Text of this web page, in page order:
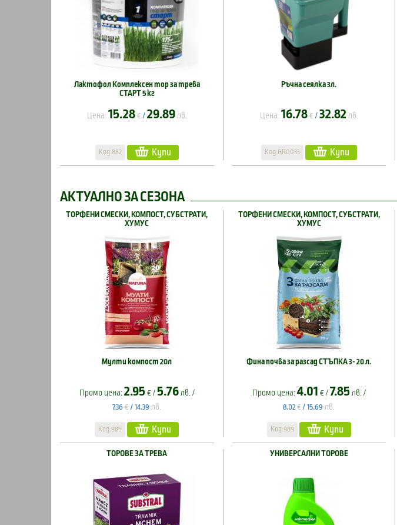
Лактофол Комплексен тор за трева
СТАРТ 5 кг
Цена: 15.28 € / 29.89 лв.
Код:882 Купи
Ръчна сеялка 3л.
Цена: 16.78 € / 32.82 лв.
Код:GR0033 Купи
АКТУАЛНО ЗА СЕЗОНА
ТОРФЕНИ СМЕСКИ, КОМПОСТ, СУБСТРАТИ,
ХУМУС
Мулти компост 20л
Промо цена: 2.95 € / 5.76 лв. /
7.36 € /14.39 лв.
Код:985 Купи
ТОРФЕНИ СМЕСКИ, КОМПОСТ, СУБСТРАТИ,
ХУМУС
Фина почва за разсад СТЪПКА 3- 20 л.
Промо цена: 4.01 € / 7.85 лв. /
8.02 € /15.69 лв.
Код:989 Купи
ТОРОВЕ ЗА ТРЕВА УНИВЕРСАЛНИ ТОРОВЕ